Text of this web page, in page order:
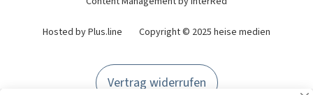
Hosted by Plus.line Copyright © 2025 heise medien
Vertrag widerrufen